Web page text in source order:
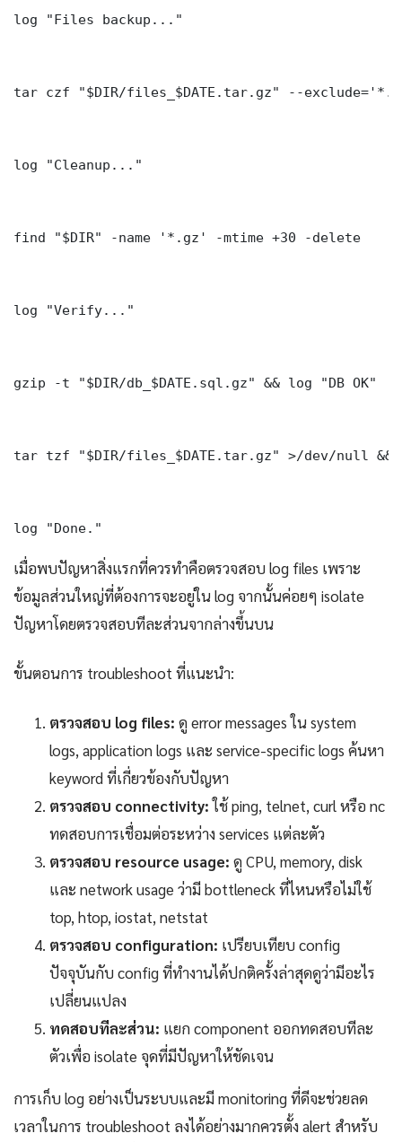
log "Files backup..."
tar czf "$DIR/files_$DATE.tar.gz" --
log "Cleanup..."
find "$DIR" -name '*.gz' -mtime +30 -delete
log "Verify..."
gzip -t "$DIR/db_$DATE.sql.gz" && log "DB OK"
tar tzf "$DIR/files_$DATE.tar.gz" >/dev/null &&
log "Done."
เมื่อพบปัญหาสิ่งแรกที่ควรทำคือตรวจสอบ log files เพราะ
ข้อมูลส่วนใหญ่ที่ต้องการจะอยู่ใน log จากนั้นค่อยๆ isolate
ปัญหาโดยตรวจสอบทีละส่วนจากล่างขึ้นบน
ขั้นตอนการ troubleshoot ที่แนะนำ:
ตรวจสอบ log files: ดู error messages ใน system
logs, application logs และ service-specific logs ค้นหา
keyword ที่เกี่ยวข้องกับปัญหา
ตรวจสอบ connectivity:ใช้ ping, telnet, curl หรือ nc
ทดสอบการเชื่อมต่อระหว่าง services แต่ละตัว
ตรวจสอบ resource usage: ดู CPU, memory, disk
และ network usage ว่ามี bottleneck ที่ไหนหรือไม่ใช้
top, htop, iostat, netstat
ตรวจสอบ configuration: เปรียบเทียบ config
ปัจจุบันกับ config ที่ทำงานได้ปกติครั้งล่าสุดดูว่ามีอะไร
เปลี่ยนแปลง
ทดสอบทีละส่วน: แยก component ออกทดสอบทีละ
ตัวเพื่อ isolate จุดที่มีปัญหาให้ชัดเจน
การเก็บ log อย่างเป็นระบบและมี monitoring ที่ดีจะช่วยลด
เวลาในการ troubleshoot ลงได้อย่างมากควรตั้ง alert สำหรับ